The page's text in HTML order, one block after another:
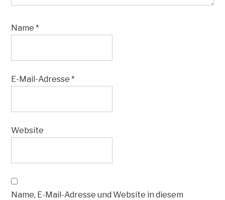
Name*
E-Mail-Adresse*
Website
Name, E-Mail-Adresse und Website in diesem